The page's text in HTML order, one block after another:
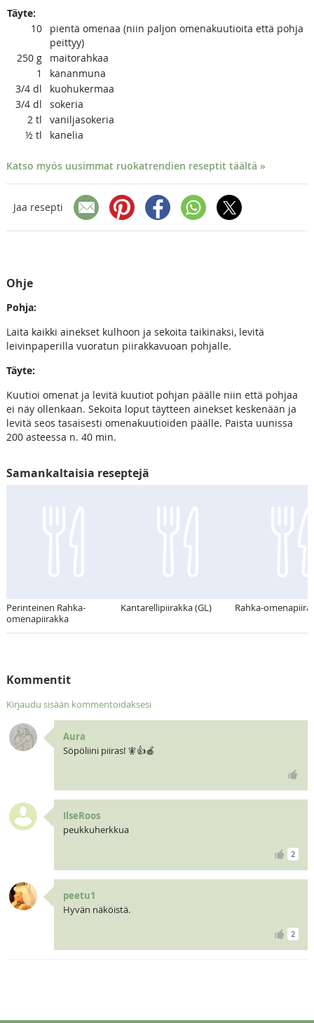
Täyte:
10
pientä omenaa (niin paljon omenakuutioita että pohja
peittyy)
250 g
maitorahkaa
1
kananmuna
3/4 dl
kuohukermaa
3/4 dl
sokeria
2 tl
vaniljasokeria
½ tl kanelia
Katso myös uusimmat ruokatrendien reseptit täältä »
Jaa resepti
Ohje
Pohja:
Laita kaikki ainekset kulhoon ja sekoita taikinaksi, levitä
leivinpaperilla vuoratun piirakkavuoan pohjalle.
Täyte:
Kuutioi omenat ja levitä kuutiot pohjan päälle niin että pohjaa
ei näy ollenkaan. Sekoita loput täytteen ainekset keskenään ja
levitä seos tasaisesti omenakuutioiden päälle. Paista uunissa
200 asteessa n. 40 min.
Samankaltaisia reseptejä
Perinteinen Rahka-
omenapiirakka
Kantarellipiirakka (GL) Rahka-
Kommentit
Kirjaudu sisään kommentoidaksesi
Aura
Söpöliini piiras! 🧚👍🍎
IlseRoos
peukkuherkkua
2
peetu1
Hyvän näköistä.
2